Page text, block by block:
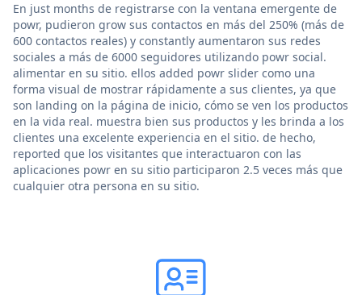
En just months de registrarse con la ventana emergente de
powr, pudieron grow sus contactos en más del 250% (más de
600 contactos reales) y constantly aumentaron sus redes
sociales a más de 6000 seguidores utilizando powr social.
alimentar en su sitio. ellos added powr slider como una
forma visual de mostrar rápidamente a sus clientes, ya que
son landing on la página de inicio, cómo se ven los productos
en la vida real. muestra bien sus productos y les brinda a los
clientes una excelente experiencia en el sitio. de hecho,
reported que los visitantes que interactuaron con las
aplicaciones powr en su sitio participaron 2.5 veces más que
cualquier otra persona en su sitio.